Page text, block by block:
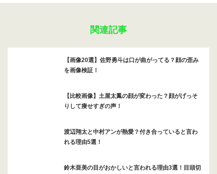
関連記事
【画像20選】佐野勇斗は口が曲がってる？顔の歪み
を画像検証！
【比較画像】土屋太鳳の顔が変わった？顔がげっそ
りして痩せすぎの声！
渡辺翔太と中村アンが熱愛？付き合っていると言わ
れる理由5選！
鈴木亜美の目がおかしいと言われる理由3選！目頭切